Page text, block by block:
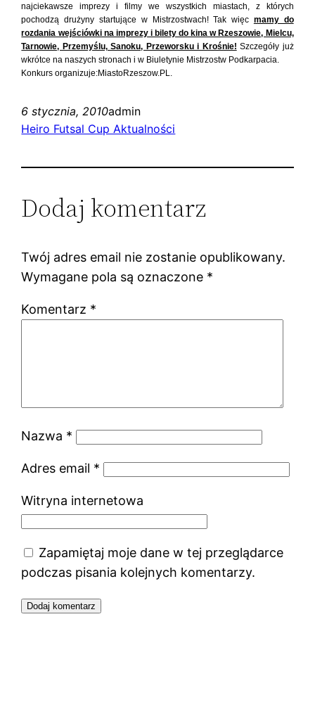
najciekawsze imprezy i filmy we wszystkich miastach, z których
pochodzą drużyny startujące w Mistrzostwach! Tak więc mamy do
rozdania wejściówki na imprezy i bilety do kina w Rzeszowie, Mielcu,
Tarnowie, Przemyślu, Sanoku, Przeworsku i Krośnie! Szczegóły już
wkrótce na naszych stronach i w Biuletynie Mistrzostw Podkarpacia.
Konkurs organizuje:MiastoRzeszow.PL.
6 stycznia, 2010admin
Heiro Futsal Cup Aktualności
Dodaj komentarz
Twój adres email nie zostanie opublikowany.
Wymagane pola są oznaczone *
Komentarz *
Nazwa *
Adres email *
Witryna internetowa
Zapamiętaj moje dane w tej przeglądarce
podczas pisania kolejnych komentarzy.